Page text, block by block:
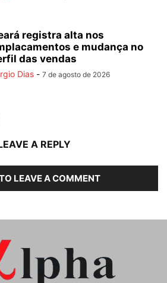
registra alta nos
e mudança no
das vendas
Dias - 7 de agosto de 2026
A REPLY
LEAVE A COMMENT